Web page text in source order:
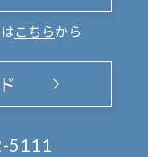
こちらから
5111